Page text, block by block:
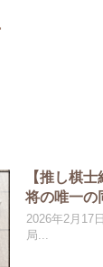
【推し棋
将の唯一の
2026年2月17
局...